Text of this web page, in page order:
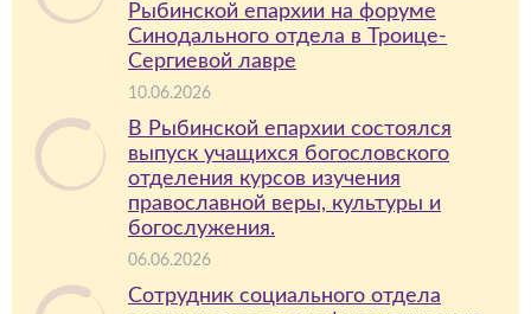
Рыбинской епархии на форуме
Синодального отдела в Троице-
Сергиевой лавре
10.06.2026
В Рыбинской епархии состоялся
выпуск учащихся богословского
отделения курсов изучения
православной веры, культуры и
богослужения.
06.06.2026
Сотрудник социального отдела